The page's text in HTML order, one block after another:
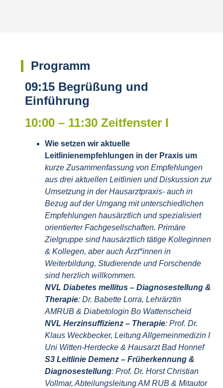
Programm
09:15 Begrüßung und
Einführung
10:00 – 11:30 Zeitfenster I
Wie setzen wir aktuelle
Leitlinienempfehlungen in der Praxis um
kurze Zusammenfassung von Empfehlungen
aus drei aktuellen Leitlinien und Diskussion zur
Umsetzung in der Hausarztpraxis- auch in
Bezug auf der Umgang mit unterschiedlichen
Empfehlungen hausärztlich und spezialisiert
orientierter Fachgesellschaften. Primäre
Zielgruppe sind hausärztlich tätige Kolleginnen
& Kollegen, aber auch Ärzt*innen in
Weiterbildung, Studierende und Forschende
sind herzlich willkommen.
NVL Diabetes mellitus – Diagnosestellung &
Therapie: Dr. Babette Lorra, Lehrärztin
AMRUB & Diabetologin Bo Wattenscheid
NVL Herzinsuffizienz – Therapie: Prof. Dr.
Klaus Weckbecker, Leitung Allgemeinmedizin I
Uni Witten-Herdecke & Hausarzt Bad Honnef
S3 Leitlinie Demenz – Früherkennung &
Diagnosestellung: Prof. Dr. Horst Christian
Vollmar, Abteilungsleitung AM RUB & Mitautor